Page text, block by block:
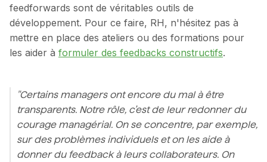
feedforwards sont de véritables outils de
développement. Pour ce faire, RH, n'hésitez pas à
mettre en place des ateliers ou des formations pour
les aider à formuler des feedbacks constructifs.
"Certains managers ont encore du mal à être
transparents. Notre rôle, c’est de leur redonner du
courage managérial. On se concentre, par exemple,
sur des problèmes individuels et on les aide à
donner du feedback à leurs collaborateurs. On